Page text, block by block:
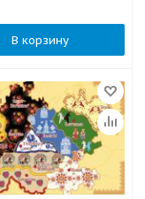
В корзину